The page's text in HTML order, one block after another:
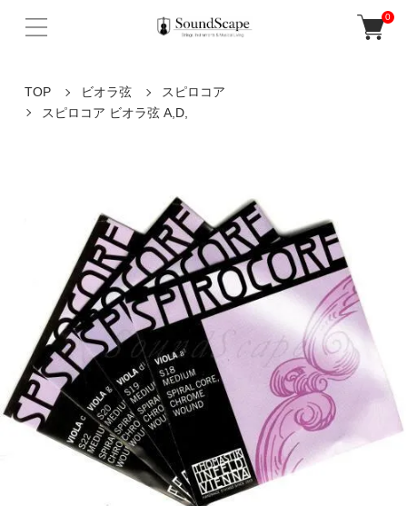
0
TOP ビオラ弦
スピロコア
スピロコア ビオラ弦 A,D,